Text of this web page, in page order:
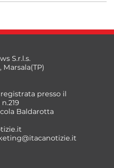
S.r.l.s.
Marsala(TP)
presso il
Baldarotta